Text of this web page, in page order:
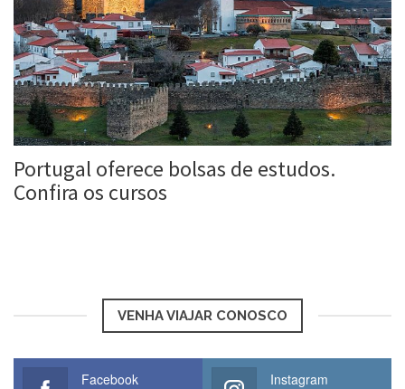
Portugal oferece bolsas de estudos.
Confira os cursos
VENHA VIAJAR CONOSCO
Facebook Instagram